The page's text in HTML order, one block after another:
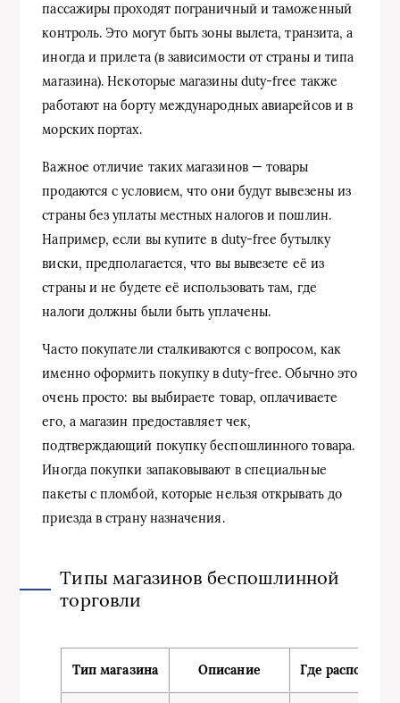
пассажиры проходят пограничный и таможенный
контроль. Это могут быть зоны вылета, транзита, а
иногда и прилета (в зависимости от страны и типа
магазина). Некоторые магазины duty-free также
работают на борту международных авиарейсов и в
морских портах.
Важное отличие таких магазинов — товары
продаются с условием, что они будут вывезены из
страны без уплаты местных налогов и пошлин.
Например, если вы купите в duty-free бутылку
виски, предполагается, что вы вывезете её из
страны и не будете её использовать там, где
налоги должны были быть уплачены.
Часто покупатели сталкиваются с вопросом, как
именно оформить покупку в duty-free. Обычно это
очень просто: вы выбираете товар, оплачиваете
его, а магазин предоставляет чек,
подтверждающий покупку беспошлинного товара.
Иногда покупки запаковывают в специальные
пакеты с пломбой, которые нельзя открывать до
приезда в страну назначения.
Типы магазинов беспошлинной
торговли
Тип магазина Описание Где